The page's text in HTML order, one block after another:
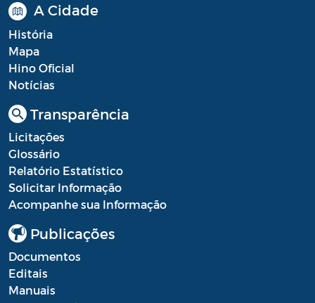
A Cidade
História
Mapa
Hino Oficial
Notícias
Transparência
Licitações
Glossário
Relatório Estatístico
Solicitar Informação
Acompanhe sua Informação
Publicações
Documentos
Editais
Manuais